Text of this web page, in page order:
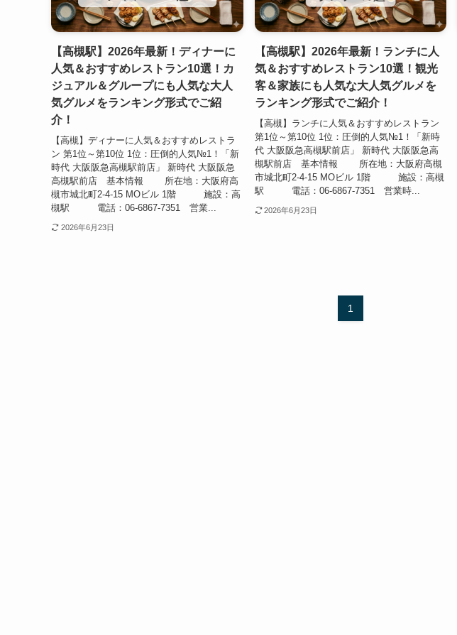
【高槻駅】2026年最新！ディナーに
人気＆おすすめレストラン10選！カ
ジュアル＆グループにも人気な大人
気グルメをランキング形式でご紹
介！
【高槻】ディナーに人気＆おすすめレストラ
ン 第1位～第10位 1位：圧倒的人気№1！「新
時代 大阪阪急高槻駅前店」 新時代 大阪阪急
高槻駅前店 基本情報 所在地：大阪府高
槻市城北町2-4-15 MOビル 1階 施設：高
槻駅 電話：06-6867-7351 営業...
2026年6月23日
【高槻駅】2026年最新！ランチに人
気＆おすすめレストラン10選！観光
客＆家族にも人気な大人気グルメを
ランキング形式でご紹介！
【高槻】ランチに人気＆おすすめレストラン
第1位～第10位 1位：圧倒的人気№1！「新時
代 大阪阪急高槻駅前店」 新時代 大阪阪急高
槻駅前店 基本情報 所在地：大阪府高槻
市城北町2-4-15 MOビル 1階 施設：高槻
駅 電話：06-6867-7351 営業時...
2026年6月23日
1